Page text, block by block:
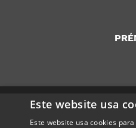
Este website usa
Este website usa cookies
Alguém de